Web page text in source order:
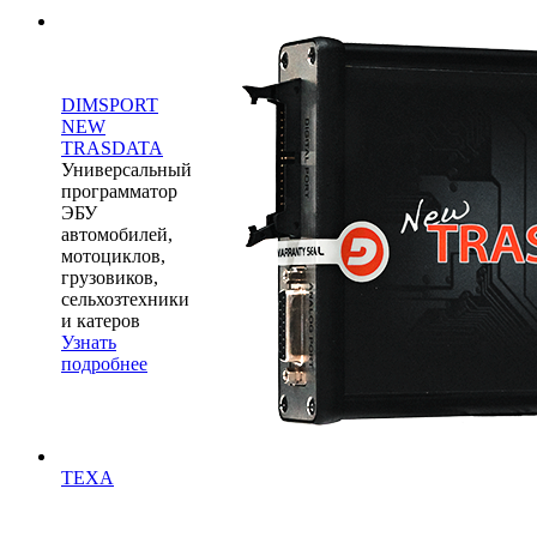
DIMSPORT
NEW
TRASDATA
Универсальный
программатор
ЭБУ
автомобилей,
мотоциклов,
грузовиков,
сельхозтехники
и катеров
Узнать
подробнее
TEXA